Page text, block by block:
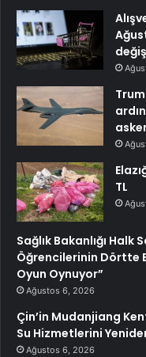
TL
Sağlık Bakanlığı Halk
Öğrencilerinin Dörtte
Oyun Oynuyor”
Ağustos 6, 2026
Çin’in Mudanjiang
Su Hizmetlerini
Ağustos 6, 2026